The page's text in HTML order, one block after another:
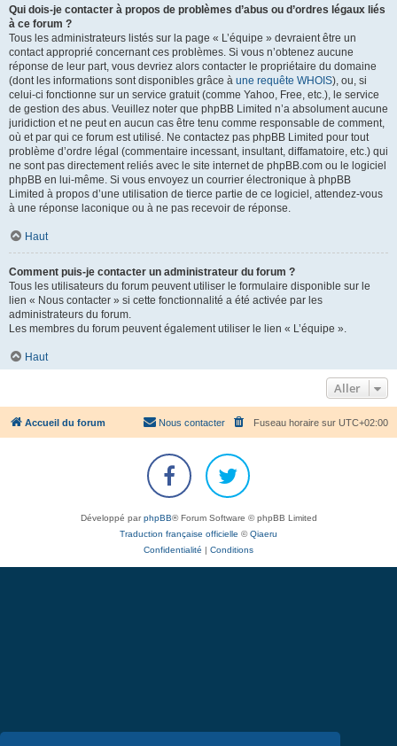
Qui dois-je contacter à propos de problèmes d’abus ou d’ordres légaux liés
à ce forum ?
Tous les administrateurs listés sur la page « L’équipe » devraient être un
contact approprié concernant ces problèmes. Si vous n’obtenez aucune
réponse de leur part, vous devriez alors contacter le propriétaire du domaine
(dont les informations sont disponibles grâce à une requête WHOIS), ou, si
celui-ci fonctionne sur un service gratuit (comme Yahoo, Free, etc.), le service
de gestion des abus. Veuillez noter que phpBB Limited n’a absolument aucune
juridiction et ne peut en aucun cas être tenu comme responsable de comment,
où et par qui ce forum est utilisé. Ne contactez pas phpBB Limited pour tout
problème d’ordre légal (commentaire incessant, insultant, diffamatoire, etc.) qui
ne sont pas directement reliés avec le site internet de phpBB.com ou le logiciel
phpBB en lui-même. Si vous envoyez un courrier électronique à phpBB
Limited à propos d’une utilisation de tierce partie de ce logiciel, attendez-vous
à une réponse laconique ou à ne pas recevoir de réponse.
Haut
Comment puis-je contacter un administrateur du forum ?
Tous les utilisateurs du forum peuvent utiliser le formulaire disponible sur le
lien « Nous contacter » si cette fonctionnalité a été activée par les
administrateurs du forum.
Les membres du forum peuvent également utiliser le lien « L’équipe ».
Haut
Aller
Accueil du forum Fuseau horaire sur UTC+02:00
Nous contacter
Développé parphpBB® Forum Software © phpBB Limited
Traduction française officielle ©Qiaeru
Confidentialité
Conditions